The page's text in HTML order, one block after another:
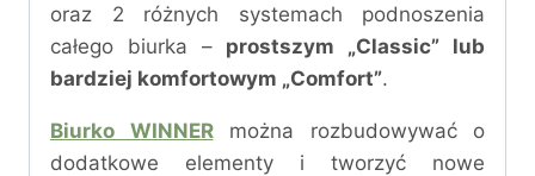
oraz 2 różnych systemach podnoszenia
całego biurka – prostszym „Classic” lub
bardziej komfortowym „Comfort”.
Biurko WINNERmożna rozbudowywać o
dodatkowe elementy i tworzyć nowe